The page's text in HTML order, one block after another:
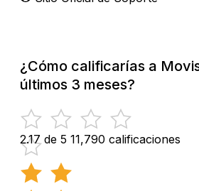
¿Cómo calificarías a
últimos 3 meses?
2.17 de 5 11,790 calificaciones